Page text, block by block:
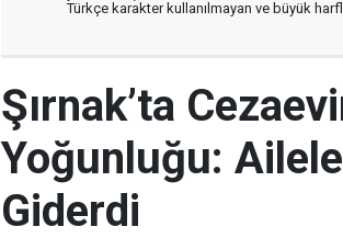
Türkçe karakter kullanılmayan ve büyük
Şırnak’ta
Yoğunluğu:
Giderdi